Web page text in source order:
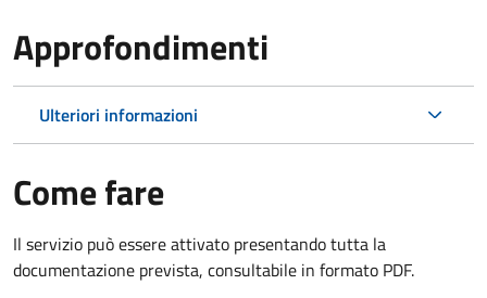
Approfondimenti
Ulteriori informazioni
Come fare
Il servizio può essere attivato presentando tutta la
documentazione prevista, consultabile in formato PDF.